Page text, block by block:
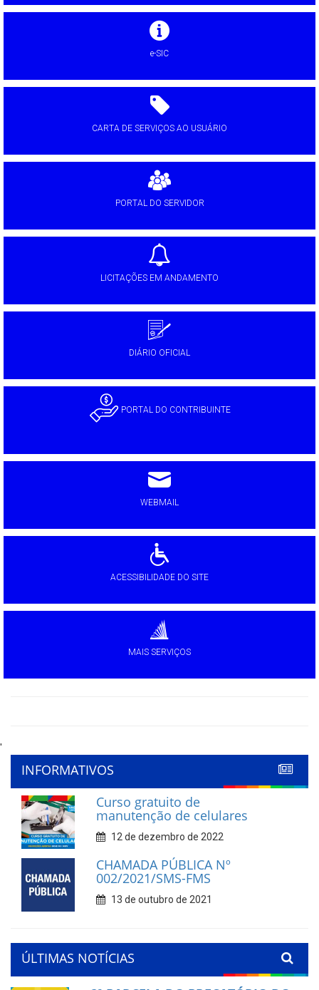
e-SIC
CARTA DE SERVIÇOS AO USUÁRIO
PORTAL DO SERVIDOR
LICITAÇÕES EM ANDAMENTO
DIÁRIO OFICIAL
PORTAL DO CONTRIBUINTE
WEBMAIL
ACESSIBILIDADE DO SITE
MAIS SERVIÇOS
'
INFORMATIVOS
Curso gratuito de
manutenção de celulares
12 de dezembro de 2022
CHAMADA PÚBLICA Nº
002/2021/SMS-FMS
13 de outubro de 2021
ÚLTIMAS NOTÍCIAS